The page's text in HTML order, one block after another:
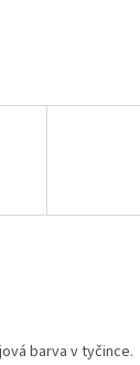
barva v tyčince.